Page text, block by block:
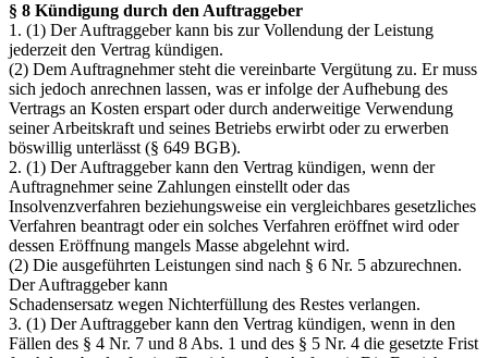
§ 8 Kündigung durch den Auftraggeber
1. (1) Der Auftraggeber kann bis zur Vollendung der Leistung
jederzeit den Vertrag kündigen.
(2) Dem Auftragnehmer steht die vereinbarte Vergütung zu. Er muss
sich jedoch anrechnen lassen, was er infolge der Aufhebung des
Vertrags an Kosten erspart oder durch anderweitige Verwendung
seiner Arbeitskraft und seines Betriebs erwirbt oder zu erwerben
böswillig unterlässt (§ 649 BGB).
2. (1) Der Auftraggeber kann den Vertrag kündigen, wenn der
Auftragnehmer seine Zahlungen einstellt oder das
Insolvenzverfahren beziehungsweise ein vergleichbares gesetzliches
Verfahren beantragt oder ein solches Verfahren eröffnet wird oder
dessen Eröffnung mangels Masse abgelehnt wird.
(2) Die ausgeführten Leistungen sind nach § 6 Nr. 5 abzurechnen.
Der Auftraggeber kann
Schadensersatz wegen Nichterfüllung des Restes verlangen.
3. (1) Der Auftraggeber kann den Vertrag kündigen, wenn in den
Fällen des § 4 Nr. 7 und 8 Abs. 1 und des § 5 Nr. 4 die gesetzte Frist